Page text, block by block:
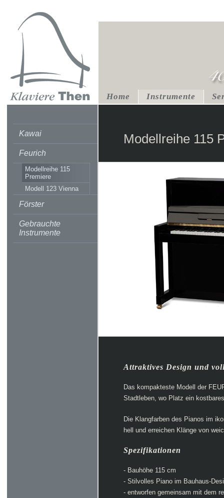
Home Instrumente
Kawai
Feurich
Modellreihe 115
Premiere
Modell 123 Vienna
Förster
Gebrauchte
Instrumente
Modellreihe 115
Attraktives Design und
Das kompakteste Modell der
Stadtleben, wo Platz ein
Die Klangfarben des Pianos im
hell und erreichen Klänge von
Spezifikationen
- Bauhöhe 115 cm
- Stilvolles Piano im Bauhaus-
- entworfen gemeinsam mit dem